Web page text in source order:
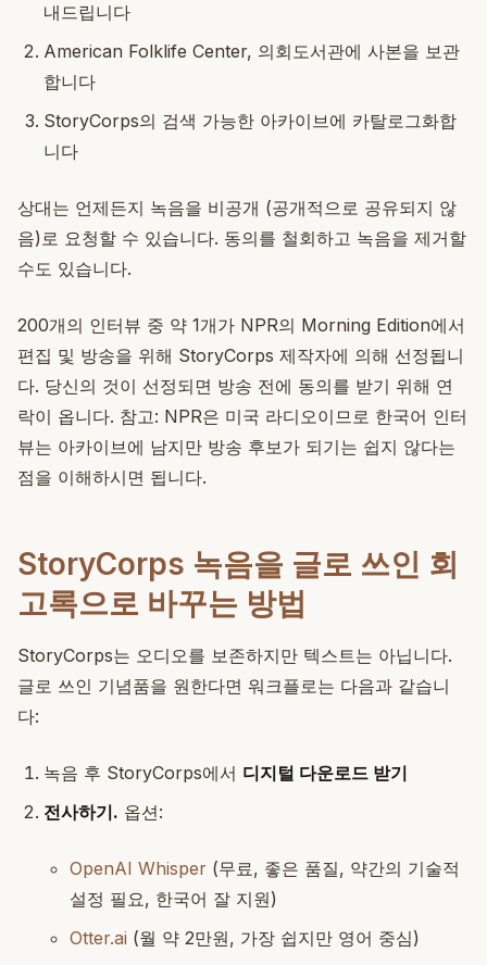
내드립니다
American Folklife Center, 의회도서관에 사본을 보관
합니다
StoryCorps의 검색 가능한 아카이브에 카탈로그화합
니다
상대는 언제든지 녹음을 비공개 (공개적으로 공유되지 않
음)로 요청할 수 있습니다. 동의를 철회하고 녹음을 제거할
수도 있습니다.
200개의 인터뷰 중 약 1개가 NPR의 Morning Edition에서
편집 및 방송을 위해 StoryCorps 제작자에 의해 선정됩니
다. 당신의 것이 선정되면 방송 전에 동의를 받기 위해 연
락이 옵니다. 참고: NPR은 미국 라디오이므로 한국어 인터
뷰는 아카이브에 남지만 방송 후보가 되기는 쉽지 않다는
점을 이해하시면 됩니다.
StoryCorps 녹음을 글로 쓰인 회
고록으로 바꾸는 방법
StoryCorps는 오디오를 보존하지만 텍스트는 아닙니다.
글로 쓰인 기념품을 원한다면 워크플로는 다음과 같습니
다:
녹음 후 StoryCorps에서 디지털 다운로드 받기
전사하기. 옵션:
OpenAI Whisper (무료, 좋은 품질, 약간의 기술적
설정 필요, 한국어 잘 지원)
Otter.ai (월 약 2만원, 가장 쉽지만 영어 중심)